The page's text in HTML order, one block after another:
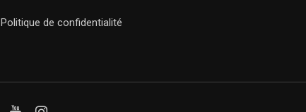
Politique de confidentialité